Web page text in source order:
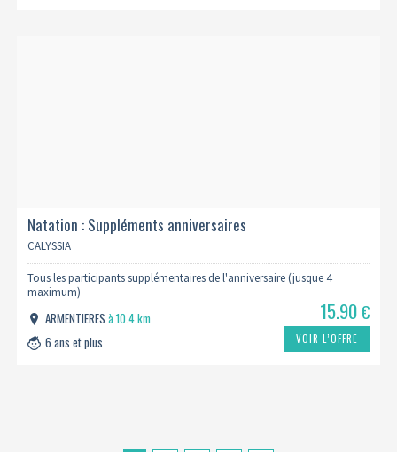
Natation : Suppléments anniversaires
CALYSSIA
Tous les participants supplémentaires de l'anniversaire (jusque 4
maximum)
ARMENTIERESà 10.4 km
6 ans et plus
15.90€
VOIR L’OFFRE